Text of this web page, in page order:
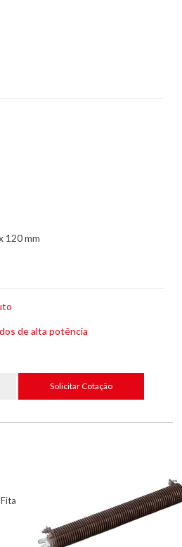
120 mm
de alta potência
Solicitar Cotação